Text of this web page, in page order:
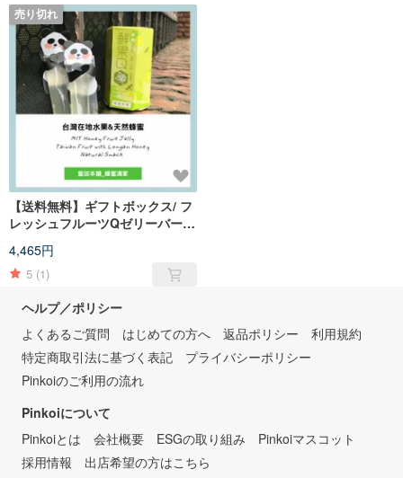
売り切れ
【送料無料】ギフトボックス/ フ
レッシュフルーツQゼリーバー
ツゼリー
4,465円
5 (1)
ヘルプ／ポリシー
よくあるご質問
はじめての方へ 返品ポリシー
利用規約
特定商取引法に基づく表記
プライバシーポリシー
Pinkoiのご利用の流れ
Pinkoiについて
Pinkoiとは
会社概要 ESGの取り組み
Pinkoiマスコット
採用情報
出店希望の方はこちら